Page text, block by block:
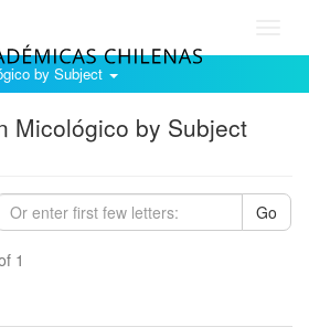
by Subject
Micológico by Subject
Go
1